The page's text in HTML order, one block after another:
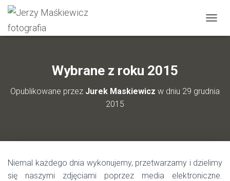
R
Z
G
C
Wybrane z roku 2015
Opublikowane przez Jurek Maskiewicz w dniu 29 grudnia
2015
Niemal każdego dnia wykonujemy, przetwarzamy i dzielimy
się naszymi zdjęciami poprzez media elektroniczne.